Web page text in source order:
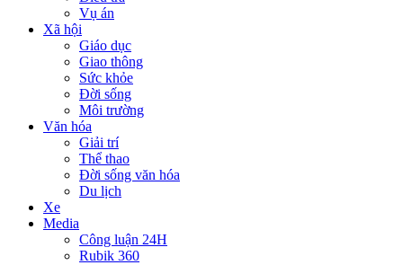
Vụ án
Xã hội
Giáo dục
Giao thông
Sức khỏe
Đời sống
Môi trường
Văn hóa
Giải trí
Thể thao
Đời sống văn hóa
Du lịch
Xe
Media
Công luận 24H
Rubik 360